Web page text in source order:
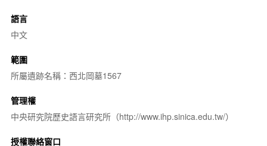
語言
中文
範圍
所屬遺跡名稱：西北岡墓1567
管理權
中央研究院歷史語言研究所（http://www.ihp.sinica.edu.tw/）
授權聯絡窗口